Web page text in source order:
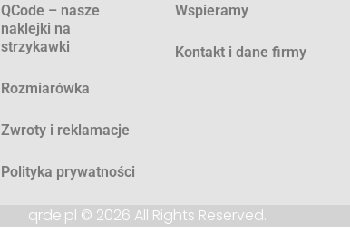
QCode – nasze
naklejki na
strzykawki
Rozmiarówka
Zwroty i reklamacje
Polityka prywatności
Wspieramy
Kontakt i dane firmy
qrde.pl © 2026 All Rights Reserved.